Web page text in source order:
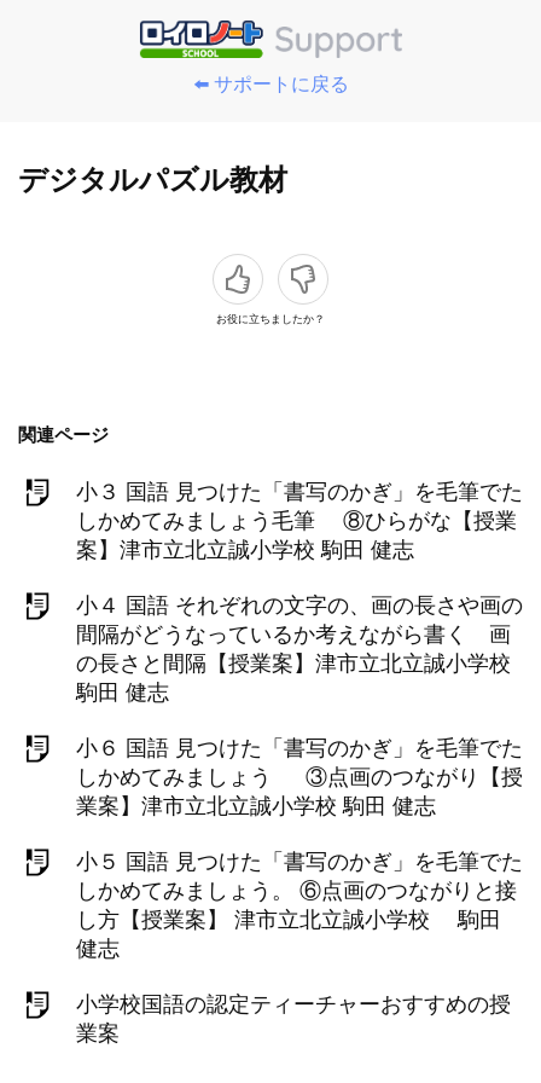
⬅️ サポートに戻る
デジタルパズル教材
お役に立ちましたか？
関連ページ
小３ 国語 見つけた「書写のかぎ」を毛筆でた
しかめてみましょう毛筆 ⑧ひらがな【授業
案】津市立北立誠小学校 駒田 健志
小４ 国語 それぞれの文字の、画の長さや画の
間隔がどうなっているか考えながら書く 画
の長さと間隔【授業案】津市立北立誠小学校
駒田 健志
小６ 国語 見つけた「書写のかぎ」を毛筆でた
しかめてみましょう ③点画のつながり【授
業案】津市立北立誠小学校 駒田 健志
小５ 国語 見つけた「書写のかぎ」を毛筆でた
しかめてみましょう。 ⑥点画のつながりと接
し方【授業案】 津市立北立誠小学校 駒田
健志
小学校国語の認定ティーチャーおすすめの授
業案